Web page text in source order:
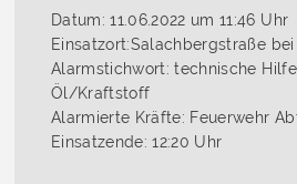
Datum: 11.06.2022 um 11:46 Uhr
Einsatzort:Salachbergstraße
Alarmstichwort: technische
Öl/Kraftstoff
Alarmierte Kräfte: Feuerwehr
Einsatzende: 12:20 Uhr